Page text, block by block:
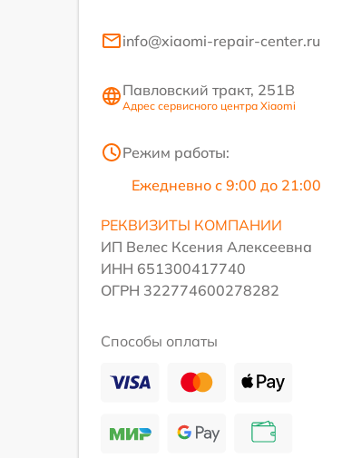
info@xiaomi-repair-center.ru
Павловский тракт, 251В
Адрес сервисного центра Xiaomi
Режим работы:
Ежедневно с 9:00 до 21:00
РЕКВИЗИТЫ КОМПАНИИ
ИП Велес Ксения Алексеевна
ИНН 651300417740
ОГРН 322774600278282
Способы оплаты